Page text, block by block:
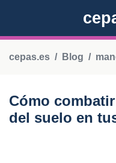
cepas.es Blog
Cómo
del suelo en